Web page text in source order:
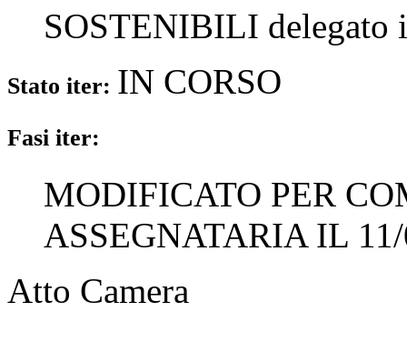
SOSTENIBILI delegato
Stato iter: IN CORSO
Fasi iter:
MODIFICATO PER
ASSEGNATARIA IL
Atto Camera